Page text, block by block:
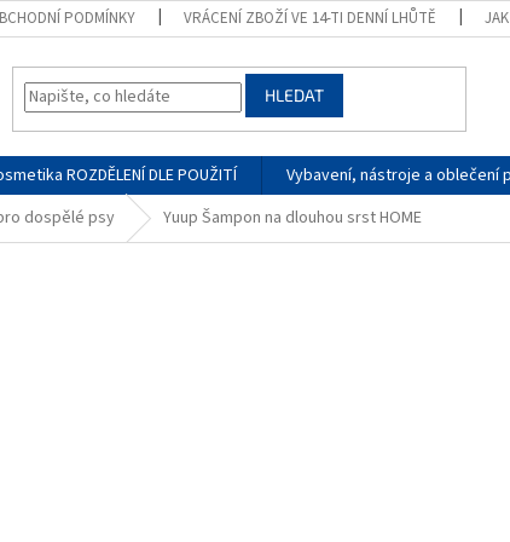
PODMÍNKY VRÁCENÍ ZBOŽÍ VE 14-TI DENNÍ LHŮTĚ
HLEDAT
ROZDĚLENÍ DLE POUŽITÍ Vybavení, nástroje a oblečení
dospělé psy Yuup Šampon na dlouhou srst HOME